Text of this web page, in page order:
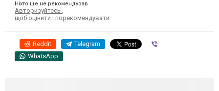
Ніхто ще не рекомендував
Авторизуйтесь ,
щоб оцінити і порекомендувати
Reddit Telegram
WhatsApp